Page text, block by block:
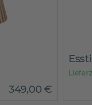
349,00€